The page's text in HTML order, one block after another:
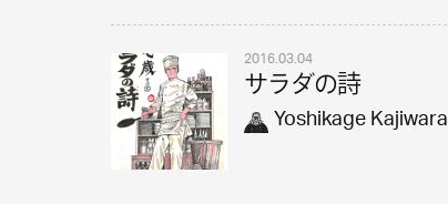
2016.03.04
サラダの詩
Yoshikage Kajiwara